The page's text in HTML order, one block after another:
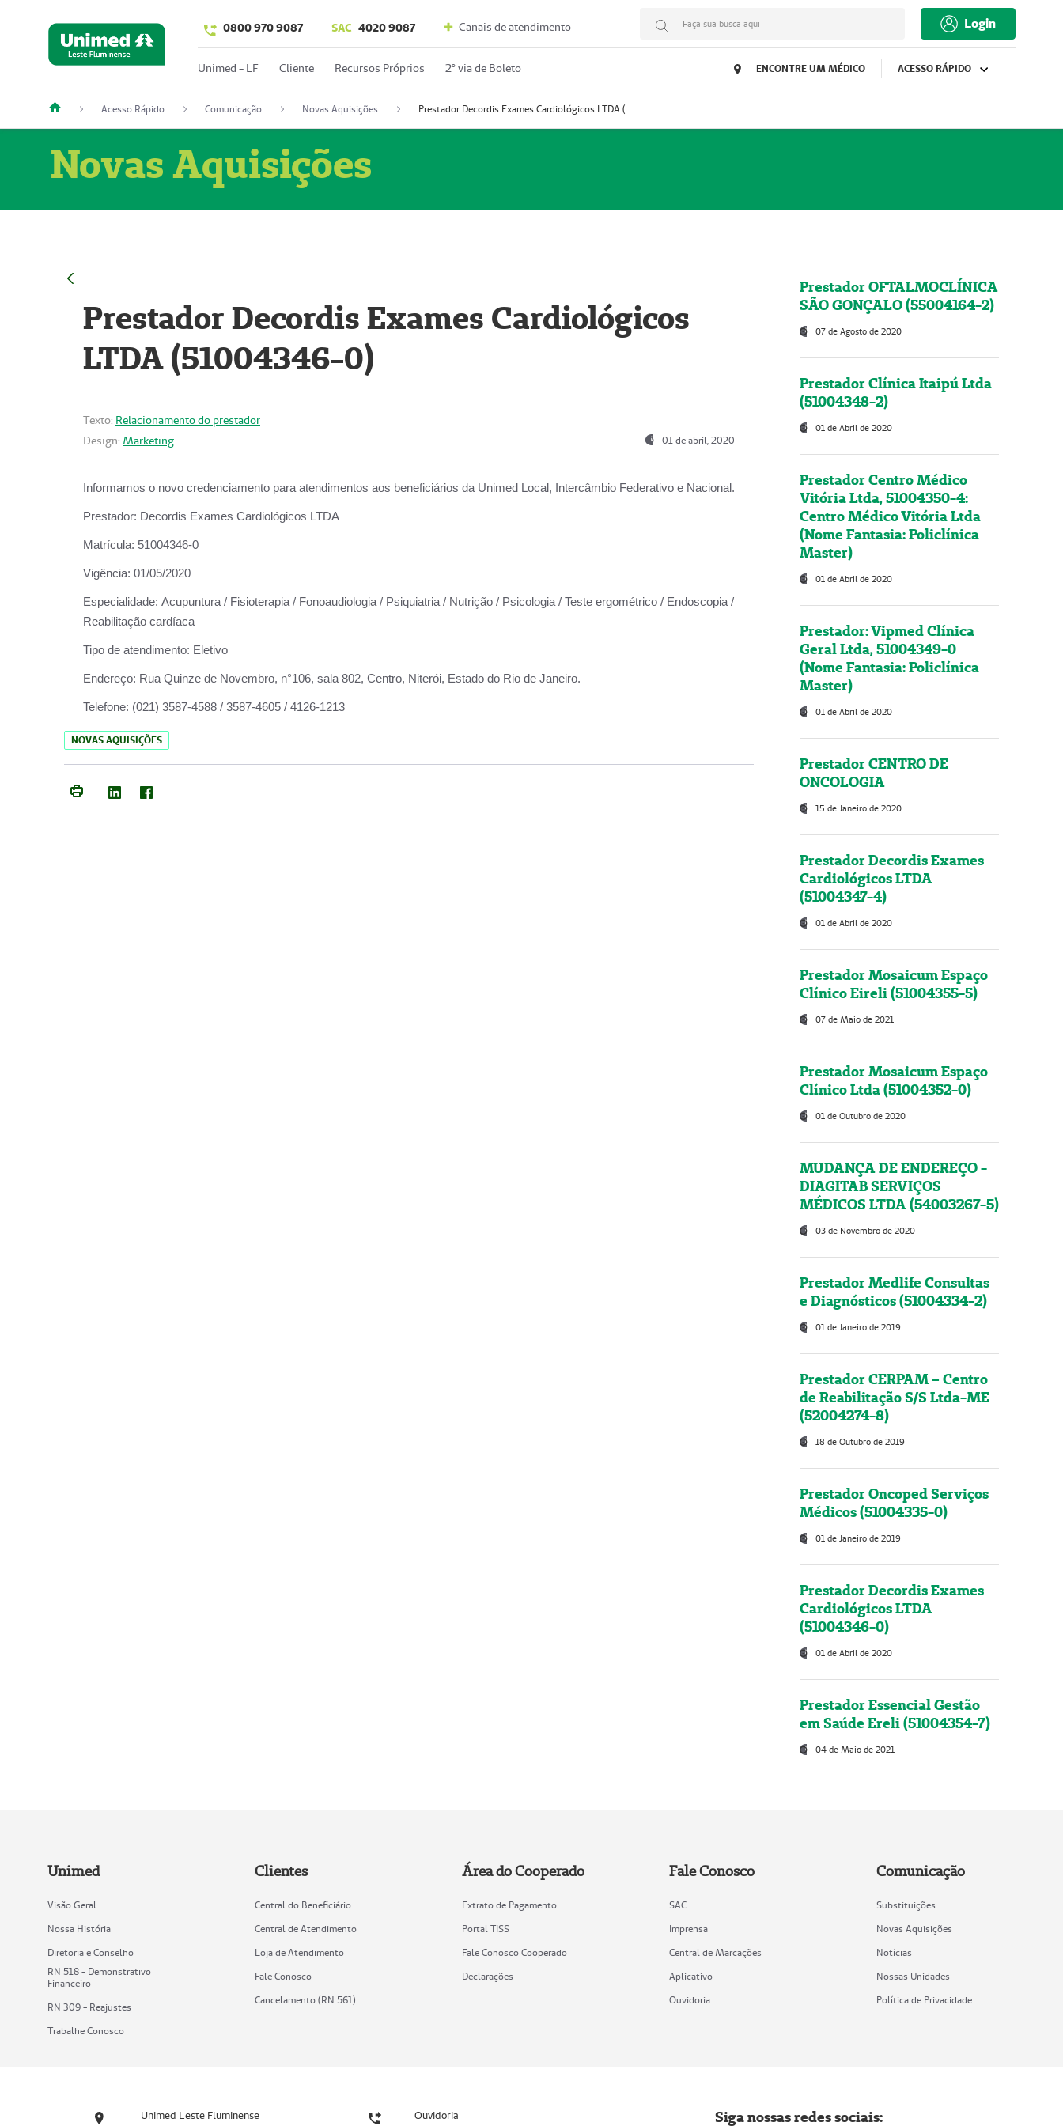
0800 970 9087 SAC 4020 9087 Canais de atendimento Faça sua busca aqui Login
Unimed - LF Cliente Recursos Próprios 2º via de Boleto ENCONTRE UM MÉDICO ACESSO RÁPIDO
Acesso Rápido Comunicação Novas Aquisições Prestador Decordis Exames Cardiológicos LTDA (51004346-0)
Novas Aquisições
Prestador Decordis Exames Cardiológicos
LTDA (51004346-0)
Texto: Relacionamento do prestador
Design: Marketing 01 de abril, 2020
Informamos o novo credenciamento para atendimentos aos beneficiários da Unimed Local, Intercâmbio Federativo e Nacional.
Prestador: Decordis Exames Cardiológicos LTDA
Matrícula: 51004346-0
Vigência: 01/05/2020
Especialidade: Acupuntura / Fisioterapia / Fonoaudiologia / Psiquiatria / Nutrição / Psicologia / Teste ergométrico / Endoscopia /
Reabilitação cardíaca
Tipo de atendimento: Eletivo
Endereço: Rua Quinze de Novembro, n°106, sala 802, Centro, Niterói, Estado do Rio de Janeiro.
Telefone: (021) 3587-4588 / 3587-4605 / 4126-1213
NOVAS AQUISIÇÕES
Prestador OFTALMOCLÍNICA
SÃO GONÇALO (55004164-2)
07 de Agosto de 2020
Prestador Clínica Itaipú Ltda
(51004348-2)
01 de Abril de 2020
Prestador Centro Médico
Vitória Ltda, 51004350-4:
Centro Médico Vitória Ltda
(Nome Fantasia: Policlínica
Master)
01 de Abril de 2020
Prestador: Vipmed Clínica
Geral Ltda, 51004349-0
(Nome Fantasia: Policlínica
Master)
01 de Abril de 2020
Prestador CENTRO DE
ONCOLOGIA
15 de Janeiro de 2020
Prestador Decordis Exames
Cardiológicos LTDA
(51004347-4)
01 de Abril de 2020
Prestador Mosaicum Espaço
Clínico Eireli (51004355-5)
07 de Maio de 2021
Prestador Mosaicum Espaço
Clínico Ltda (51004352-0)
01 de Outubro de 2020
MUDANÇA DE ENDEREÇO -
DIAGITAB SERVIÇOS
MÉDICOS LTDA (54003267-5)
03 de Novembro de 2020
Prestador Medlife Consultas
e Diagnósticos (51004334-2)
01 de Janeiro de 2019
Prestador CERPAM – Centro
de Reabilitação S/S Ltda-ME
(52004274-8)
18 de Outubro de 2019
Prestador Oncoped Serviços
Médicos (51004335-0)
01 de Janeiro de 2019
Prestador Decordis Exames
Cardiológicos LTDA
(51004346-0)
01 de Abril de 2020
Prestador Essencial Gestão
em Saúde Ereli (51004354-7)
04 de Maio de 2021
Unimed
Visão Geral
Nossa História
Diretoria e Conselho
RN 518 - Demonstrativo
Financeiro
RN 309 - Reajustes
Trabalhe Conosco
Clientes
Central do Beneficiário
Central de Atendimento
Loja de Atendimento
Fale Conosco
Cancelamento (RN 561)
Área do Cooperado
Extrato de Pagamento
Portal TISS
Fale Conosco Cooperado
Declarações
Fale Conosco
SAC
Imprensa
Central de Marcações
Aplicativo
Ouvidoria
Comunicação
Substituições
Novas Aquisições
Notícias
Nossas Unidades
Política de Privacidade
Unimed Leste Fluminense Ouvidoria Siga nossas redes sociais: